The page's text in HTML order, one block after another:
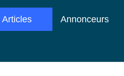
Articles Annonceurs